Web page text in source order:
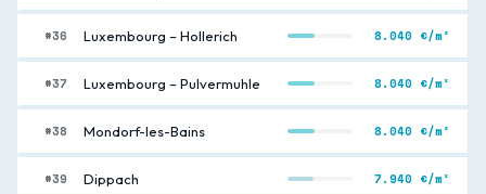
#36 Luxembourg – Hollerich 8.040 €/m²
#37 Luxembourg – Pulvermuhle 8.040 €/m²
#38 Mondorf-les-Bains 8.040 €/m²
#39 Dippach 7.940 €/m²